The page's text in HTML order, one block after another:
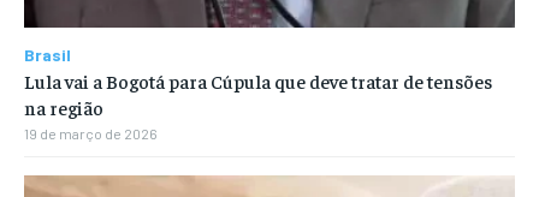
Brasil
Lula vai a Bogotá para Cúpula que deve tratar de tensões
na região
19 de março de 2026